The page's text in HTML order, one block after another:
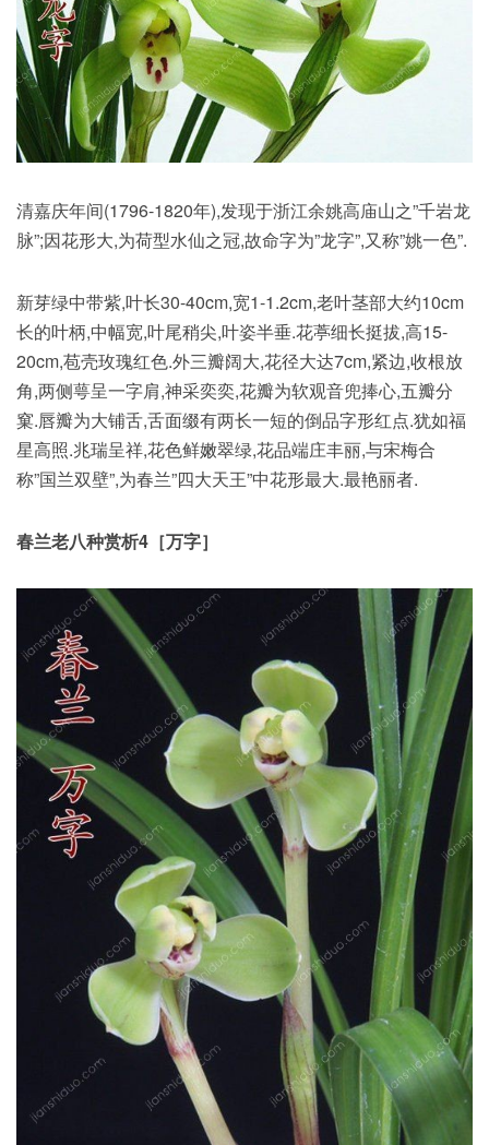
清嘉庆年间(1796-1820年),发现于浙江余姚高庙山之”千岩龙
脉”;因花形大,为荷型水仙之冠,故命字为”龙字”,又称”姚一色”.
新芽绿中带紫,叶长30-40cm,宽1-1.2cm,老叶茎部大约10cm
长的叶柄,中幅宽,叶尾稍尖,叶姿半垂.花葶细长挺拔,高15-
20cm,苞壳玫瑰红色.外三瓣阔大,花径大达7cm,紧边,收根放
角,两侧萼呈一字肩,神采奕奕,花瓣为软观音兜捧心,五瓣分
窠.唇瓣为大铺舌,舌面缀有两长一短的倒品字形红点.犹如福
星高照.兆瑞呈祥,花色鲜嫩翠绿,花品端庄丰丽,与宋梅合
称”国兰双壁”,为春兰”四大天王”中花形最大.最艳丽者.
春兰老八种赏析4［万字］